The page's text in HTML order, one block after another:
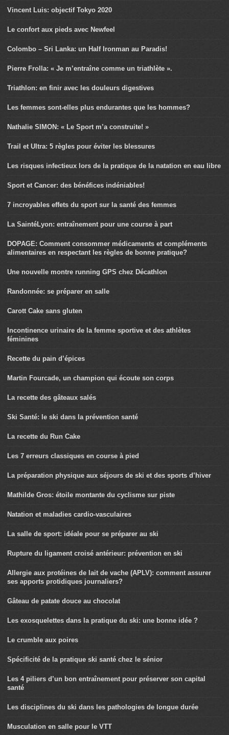
Vincent Luis: objectif Tokyo 2020
Le confort aux pieds avec Newfeel
Colombo – Sri Lanka: un Half Ironman au Paradis!
Pierre Frolla: « Je m’entraîne comme un triathlète ».
Triathlon: en finir avec les douleurs digestives
Les femmes sont-elles plus endurantes que les hommes?
Nathalie SIMON: « Le Sport m’a construite! »
Trail et Ultra: 5 règles pour éviter les blessures
Les risques infectieux lors de la pratique de la natation en eau libre
Sport et Cancer: des bénéfices indéniables!
7 incroyables effets du sport sur la santé des femmes
La SaintéLyon: entraînement pour une course à part
DOPAGE: Comment consommer médicaments et compléments
alimentaires en respectant les règles de bonne pratique?
Une nouvelle montre running GPS chez Décathlon
Randonnée: se préparer en salle
Carott Cake sans gluten
Incontinence urinaire de la femme sportive et des athlètes
féminines
Recette du pain d’épices
Martin Fourcade, un champion qui écoute son corps
La recette des gâteaux salés
Ski Santé: le ski dans la prévention santé
La recette du Run Cake
Les 7 erreurs classiques en course à pied
La préparation physique aux séjours de ski et des sports d’hiver
Mathilde Gros: étoile montante du cyclisme sur piste
Natation et maladies cardio-vasculaires
La salle de sport: idéale pour se préparer au ski
Rupture du ligament croisé antérieur: prévention en ski
Allergie aux protéines de lait de vache (APLV): comment assurer
ses apports protidiques journaliers?
Gâteau de patate douce au chocolat
Les exosquelettes dans la pratique du ski: une bonne idée ?
Le crumble aux poires
Spécificité de la pratique ski santé chez le sénior
Les 4 piliers d’un bon entraînement pour préserver son capital
santé
Les disciplines du ski dans les pathologies de longue durée
Musculation en salle pour le VTT